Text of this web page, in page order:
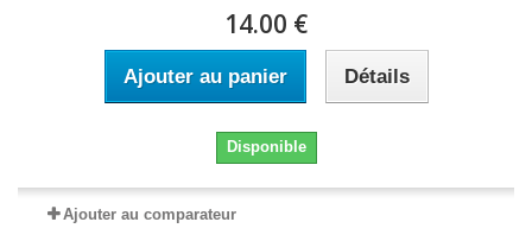
14.00 €
Ajouter au panier Détails
Disponible
Ajouter au comparateur